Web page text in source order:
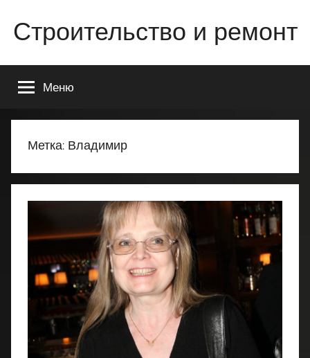
содержимому
Строительство и ремонт
строительстве
ремонте
Вашего
или
Меню
Метка: Владимир